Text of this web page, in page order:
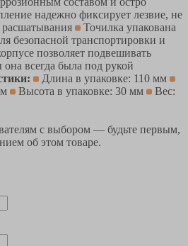
надежно фиксирует лезвие, не
расшатывания
Точилка упакована
безопасной транспортировки и
позволяет подвешивать
всегда была под рукой
Длина в упаковке: 110 мм
Высота в упаковке: 30 мм
Вес:
с выбором — будьте первым,
об этом товаре.